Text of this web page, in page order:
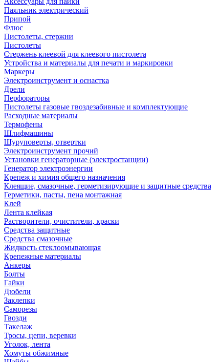
Паяльник электрический
Припой
Флюс
Пистолеты, стержни
Пистолеты
Стержень клеевой для клеевого пистолета
Устройства и материалы для печати и маркировки
Маркеры
Электроинструмент и оснастка
Дрели
Перфораторы
Пистолеты газовые гвоздезабивные и комплектующие
Расходные материалы
Термофены
Шлифмашины
Шуруповерты, отвертки
Электроинструмент прочий
Установки генераторные (электростанции)
Генератор электроэнергии
Крепеж и химия общего назначения
Клеящие, смазочные, герметизирующие и защитные средства
Герметики, пасты, пена монтажная
Клей
Лента клейкая
Растворители, очистители, краски
Средства защитные
Средства смазочные
Жидкость стеклоомывающая
Крепежные материалы
Анкеры
Болты
Гайки
Дюбели
Заклепки
Саморезы
Гвозди
Такелаж
Тросы, цепи, веревки
Уголок, лента
Хомуты обжимные